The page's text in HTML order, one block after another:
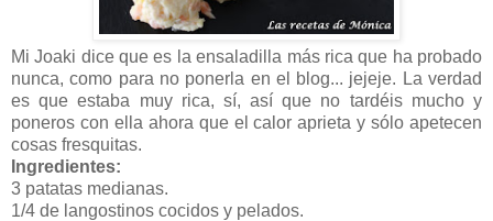
Mi Joaki dice que es la ensaladilla más rica que ha probado
nunca, como para no ponerla en el blog... jejeje. La verdad
es que estaba muy rica, sí, así que no tardéis mucho y
poneros con ella ahora que el calor aprieta y sólo apetecen
cosas fresquitas.
Ingredientes:
3 patatas medianas.
1/4 de langostinos cocidos y pelados.